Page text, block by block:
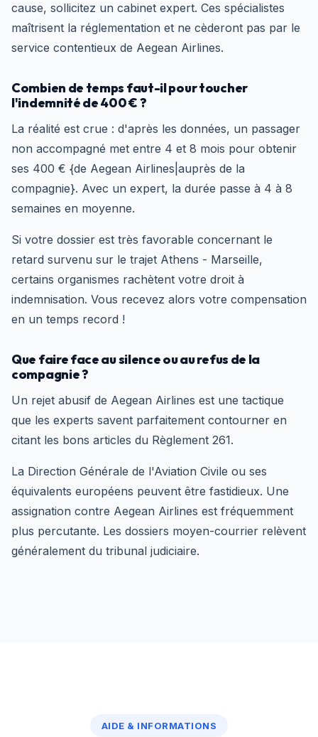
cause, sollicitez un cabinet expert. Ces spécialistes
maîtrisent la réglementation et ne cèderont pas par le
service contentieux de Aegean Airlines.
Combien de temps faut-il pour toucher
l'indemnité de 400 € ?
La réalité est crue : d'après les données, un passager
non accompagné met entre 4 et 8 mois pour obtenir
ses 400 € {de Aegean Airlines|auprès de la
compagnie}. Avec un expert, la durée passe à 4 à 8
semaines en moyenne.
Si votre dossier est très favorable concernant le
retard survenu sur le trajet Athens - Marseille,
certains organismes rachètent votre droit à
indemnisation. Vous recevez alors votre compensation
en un temps record !
Que faire face au silence ou au refus de la
compagnie ?
Un rejet abusif de Aegean Airlines est une tactique
que les experts savent parfaitement contourner en
citant les bons articles du Règlement 261.
La Direction Générale de l'Aviation Civile ou ses
équivalents européens peuvent être fastidieux. Une
assignation contre Aegean Airlines est fréquemment
plus percutante. Les dossiers moyen-courrier relèvent
généralement du tribunal judiciaire.
AIDE & INFORMATIONS